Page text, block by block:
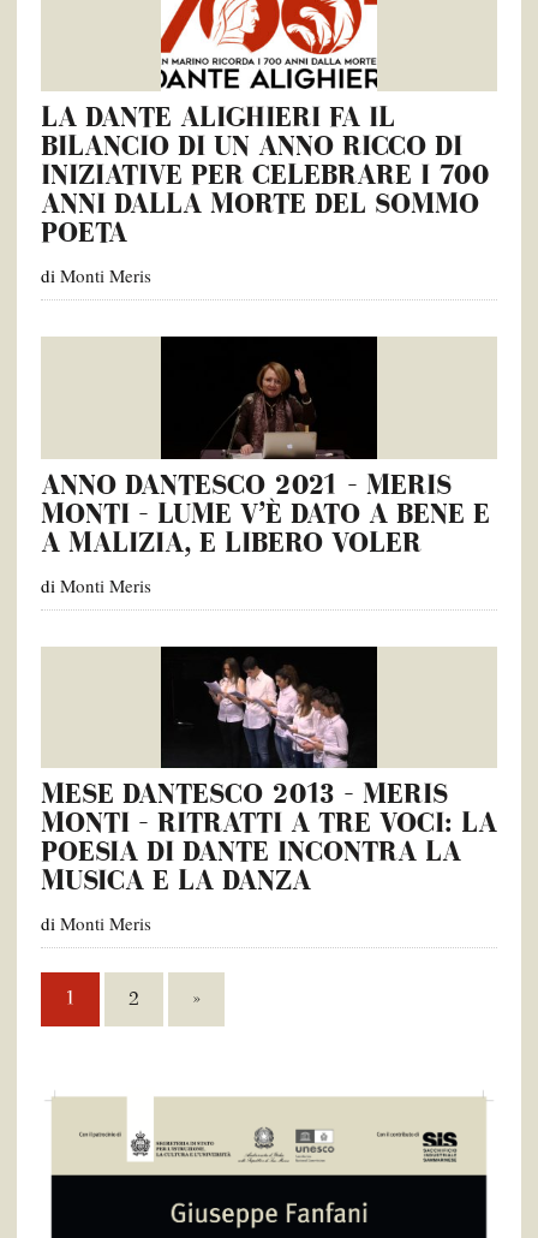
LA DANTE ALIGHIERI FA IL
BILANCIO DI UN ANNO RICCO DI
INIZIATIVE PER CELEBRARE I 700
ANNI DALLA MORTE DEL SOMMO
POETA
di Monti Meris
ANNO DANTESCO 2021 – MERIS
MONTI – LUME V’È DATO A BENE E
A MALIZIA, E LIBERO VOLER
di Monti Meris
MESE DANTESCO 2013 – MERIS
MONTI – RITRATTI A TRE VOCI: LA
POESIA DI DANTE INCONTRA LA
MUSICA E LA DANZA
di Monti Meris
1 2 »